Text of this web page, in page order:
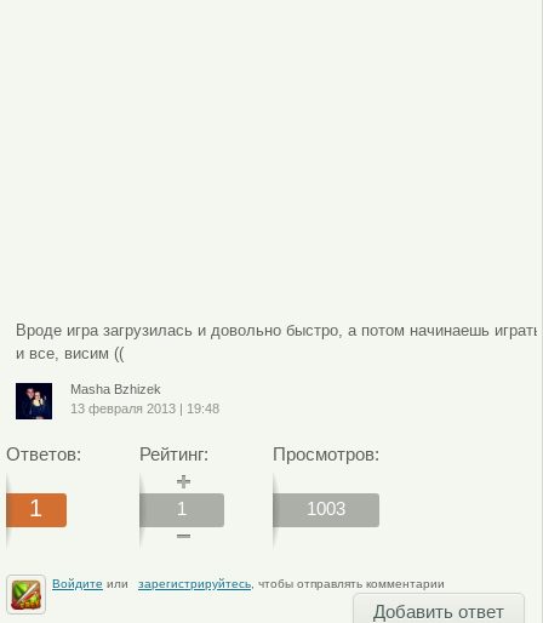
Вроде игра загрузилась и довольно быстро, а потом начинаешь играть
и все, висим ((
Masha Bzhizek
13 февраля 2013| 19:48
Ответов:
1
Рейтинг:
1
Просмотров:
1003
Войдите или зарегистрируйтесь, чтобы отправлять комментарии
Добавить ответ